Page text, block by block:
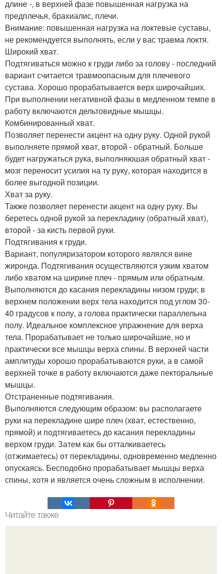
длине -, в верхней фазе повышенная нагрузка на
предплечья, брахиалис, плечи.
Внимание: повышенная нагрузка на локтевые суставы,
не рекомендуется выполнять, если у вас травма локтя.
Широкий хват.
Подтягиваться можно к груди либо за голову - последний
вариант считается травмоопасным для плечевого
сустава. Хорошо прорабатывается верх широчайших.
При выполнении негативной фазы в медленном темпе в
работу включаются дельтовидные мышцы.
Комбинированный хват.
Позволяет перенести акцент на одну руку. Одной рукой
выполняете прямой хват, второй - обратный. Больше
будет нагружаться рука, выполняюшая обратный хват -
мозг переносит усилия на ту руку, которая находится в
более выгодной позиции.
Хват за руку.
Также позволяет перенести акцент на одну руку. Вы
беретесь одной рукой за перекладину (обратный хват),
второй - за кисть первой руки.
Подтягивания к груди.
Вариант, популяризатором которого являлся вине
жиронда. Подтягивания осуществляются узким хватом
либо хватом на ширине плеч - прямым или обратным.
Выполняются до касания перекладины низом груди; в
верхнем положении верх тела находится под углом 30-
40 градусов к полу, а голова практически параллельна
полу. Идеальное комплексное упражнение для верха
тела. Прорабатывает не только широчайшие, но и
практически все мышцы верха спины. В верхней части
амплитуды хорошо прорабатываются руки, а в самой
верхней точке в работу включаются даже пекторальные
мышцы.
Отстраненные подтягивания.
Выполняются следующим образом: вы располагаете
руки на перекладине шире плеч (хват, естественно,
прямой) и подтягиваетесь до касания перекладины
верхом груди. Затем как бы отталкиваетесь
(отжимаетесь) от перекладины, одновременно медленно
опускаясь. Бесподобно прорабатывает мышцы верха
спины, хотя и является очень сложным в исполнении.
Читайте также